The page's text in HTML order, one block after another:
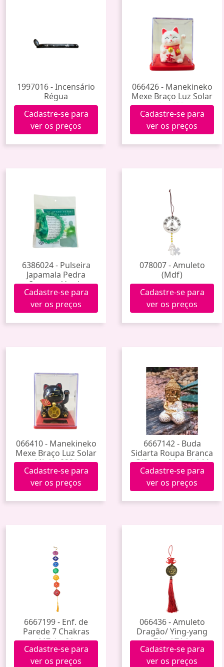
1997016 - Incensário
Régua
Cadastre-se para
ver os preços
066426 - Manekineko
Mexe Braço Luz Solar
Jp0433
Cadastre-se para
ver os preços
6386024 - Pulseira
Japamala Pedra
Quartzo Verde
Cadastre-se para
ver os preços
078007 - Amuleto
(Mdf)
Cadastre-se para
ver os preços
066410 - Manekineko
Mexe Braço Luz Solar
Mini Jp0221
Cadastre-se para
ver os preços
6667142 - Buda
Sidarta Roupa Branca
C/Strass Mres-b144
Cadastre-se para
ver os preços
6667199 - Enf. de
Parede 7 Chakras
M7ckr-01
Cadastre-se para
ver os preços
066436 - Amuleto
Dragão/ Ying-yang
71-a/ 71-b
Cadastre-se para
ver os preços